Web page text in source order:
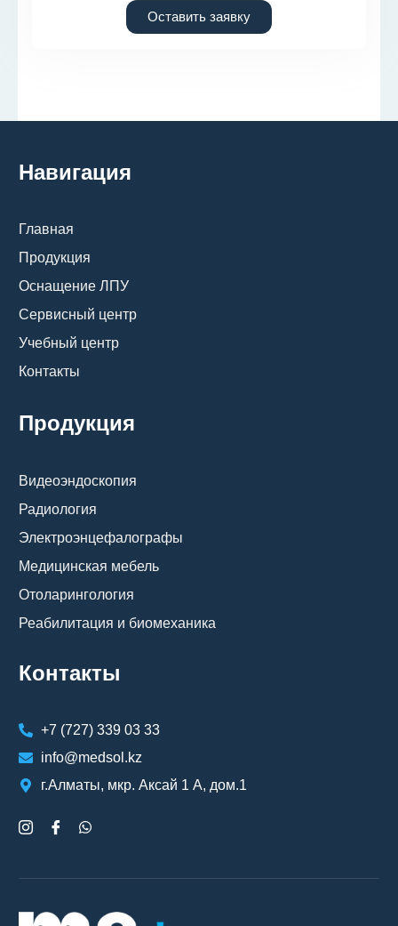
Оставить заявку
Навигация
Главная
Продукция
Оснащение ЛПУ
Сервисный центр
Учебный центр
Контакты
Продукция
Видеоэндоскопия
Радиология
Электроэнцефалографы
Медицинская мебель
Отоларингология
Реабилитация и биомеханика
Контакты
+7 (727) 339 03 33
info@medsol.kz
г.Алматы, мкр. Аксай 1 А, дом.1